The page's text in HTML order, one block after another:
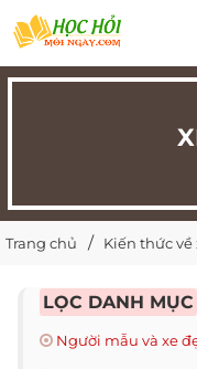
Trang chủ Kiến thức về
LỌC DANH MỤC
Người mẫu và xe